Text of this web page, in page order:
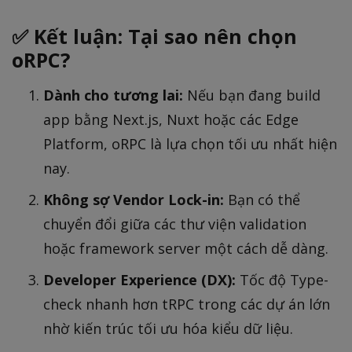
✅ Kết luận: Tại sao nên chọn
oRPC?
Dành cho tương lai: Nếu bạn đang build
app bằng Next.js, Nuxt hoặc các Edge
Platform, oRPC là lựa chọn tối ưu nhất hiện
nay.
Không sợ Vendor Lock-in: Bạn có thể
chuyển đổi giữa các thư viện validation
hoặc framework server một cách dễ dàng.
Developer Experience (DX): Tốc độ Type-
check nhanh hơn tRPC trong các dự án lớn
nhờ kiến trúc tối ưu hóa kiểu dữ liệu.